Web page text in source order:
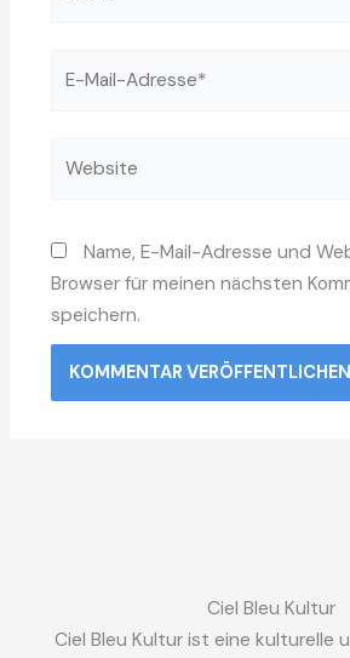
Name, E-Mail-Adresse und
Browser für meinen nächsten
speichern.
Ciel Bleu Kultur
Ciel Bleu Kultur ist eine kulturelle